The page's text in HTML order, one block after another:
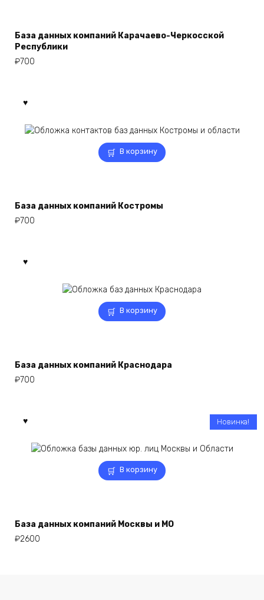
База данных компаний Карачаево-Черкосской
Республики
₽700
В корзину
База данных компаний Костромы
₽700
В корзину
База данных компаний Краснодара
₽700
В корзину
Новинка!
База данных компаний Москвы и МО
₽2600